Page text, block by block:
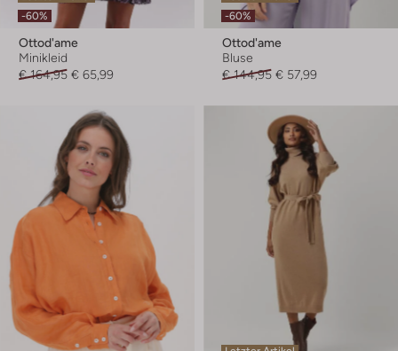
-60%
Ottod'ame
Minikleid
€ 164,95 € 65,99
-60%
Ottod'ame
Bluse
€ 144,95 € 57,99